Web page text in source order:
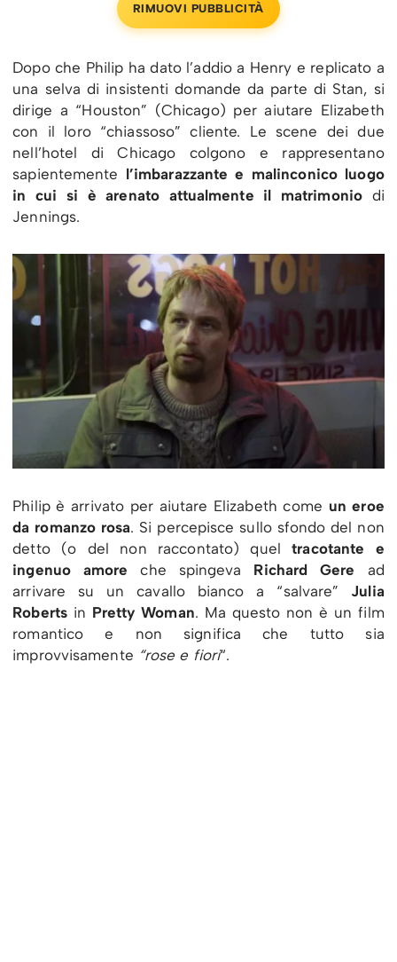
RIMUOVI PUBBLICITÀ
Dopo che Philip ha dato l’addio a Henry e replicato a
una selva di insistenti domande da parte di Stan, si
dirige a “Houston” (Chicago) per aiutare Elizabeth
con il loro “chiassoso” cliente. Le scene dei due
nell’hotel di Chicago colgono e rappresentano
sapientemente l’imbarazzante e malinconico luogo
in cui si è arenato attualmente il matrimoniodi
Jennings.
Philip è arrivato per aiutare Elizabeth come un eroe
da romanzo rosa. Si percepisce sullo sfondo del non
detto (o del non raccontato) queltracotante e
ingenuo amore che spingeva Richard Gere ad
arrivare su un cavallo bianco a “salvare” Julia
Robertsin Pretty Woman. Ma questo non è un film
romantico e non significa che tutto sia
improvvisamente “rose e fiori“.